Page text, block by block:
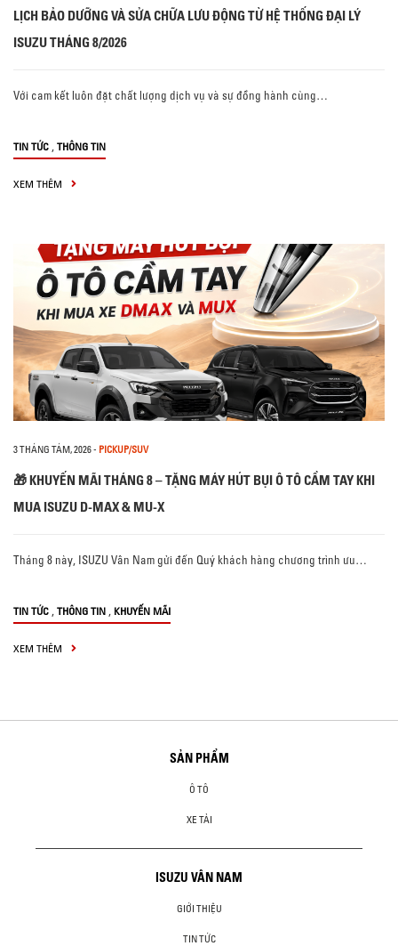
LỊCH BẢO DƯỠNG VÀ SỬA CHỮA LƯU ĐỘNG TỪ HỆ THỐNG ĐẠI LÝ
ISUZU THÁNG 8/2026
Với cam kết luôn đặt chất lượng dịch vụ và sự đồng hành cùng…
TIN TỨC , THÔNG TIN
XEM THÊM
3 THÁNG TÁM, 2026- PICKUP/SUV
🎁 KHUYẾN MÃI THÁNG 8 – TẶNG MÁY HÚT BỤI Ô TÔ CẦM TAY KHI
MUA ISUZU D-MAX & MU-X
Tháng 8 này, ISUZU Vân Nam gửi đến Quý khách hàng chương trình ưu…
TIN TỨC , THÔNG TIN , KHUYẾN MÃI
XEM THÊM
SẢN PHẨM
Ô TÔ
XE TẢI
ISUZU VÂN NAM
GIỚI THIỆU
TIN TỨC